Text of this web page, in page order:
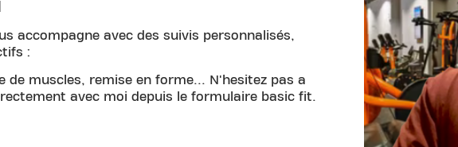
accompagne avec des suivis personnalisés,
:
de muscles, remise en forme... N'hesitez pas a
avec moi depuis le formulaire basic fit.